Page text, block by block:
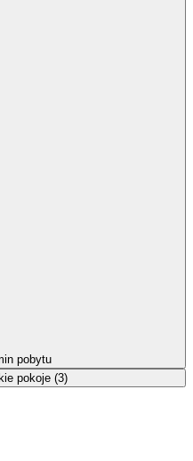
pobytu
pokoje (3)